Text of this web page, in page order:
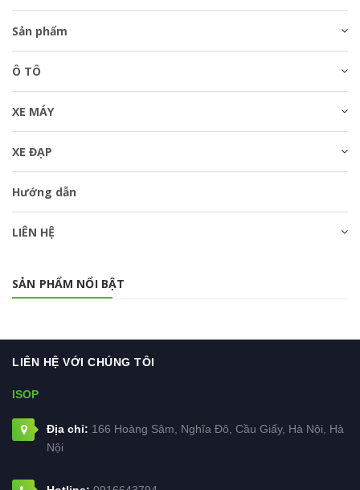
Sản phẩm
Ô TÔ
XE MÁY
XE ĐẠP
Hướng dẫn
LIÊN HỆ
SẢN PHẨM NỔI BẬT
LIÊN HỆ VỚI CHÚNG TÔI
ISOP
Địa chỉ: 166 Hoàng Sâm, Nghĩa Đô, Cầu Giấy, Hà Nội, Hà
Nội